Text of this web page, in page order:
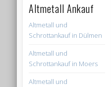
Altmetall Ankauf
Altmetall und
Schrottankauf in Dülmen
Altmetall und
Schrottankauf in Moers
Altmetall und